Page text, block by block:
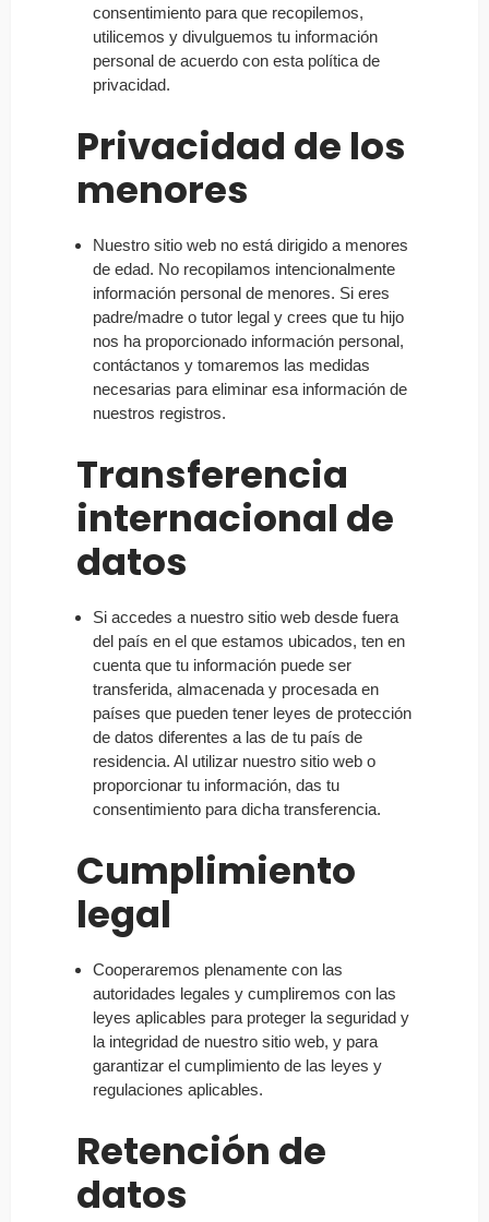
consentimiento para que recopilemos,
utilicemos y divulguemos tu información
personal de acuerdo con esta política de
privacidad.
Privacidad de los
menores
Nuestro sitio web no está dirigido a menores
de edad. No recopilamos intencionalmente
información personal de menores. Si eres
padre/madre o tutor legal y crees que tu hijo
nos ha proporcionado información personal,
contáctanos y tomaremos las medidas
necesarias para eliminar esa información de
nuestros registros.
Transferencia
internacional de
datos
Si accedes a nuestro sitio web desde fuera
del país en el que estamos ubicados, ten en
cuenta que tu información puede ser
transferida, almacenada y procesada en
países que pueden tener leyes de protección
de datos diferentes a las de tu país de
residencia. Al utilizar nuestro sitio web o
proporcionar tu información, das tu
consentimiento para dicha transferencia.
Cumplimiento
legal
Cooperaremos plenamente con las
autoridades legales y cumpliremos con las
leyes aplicables para proteger la seguridad y
la integridad de nuestro sitio web, y para
garantizar el cumplimiento de las leyes y
regulaciones aplicables.
Retención de
datos